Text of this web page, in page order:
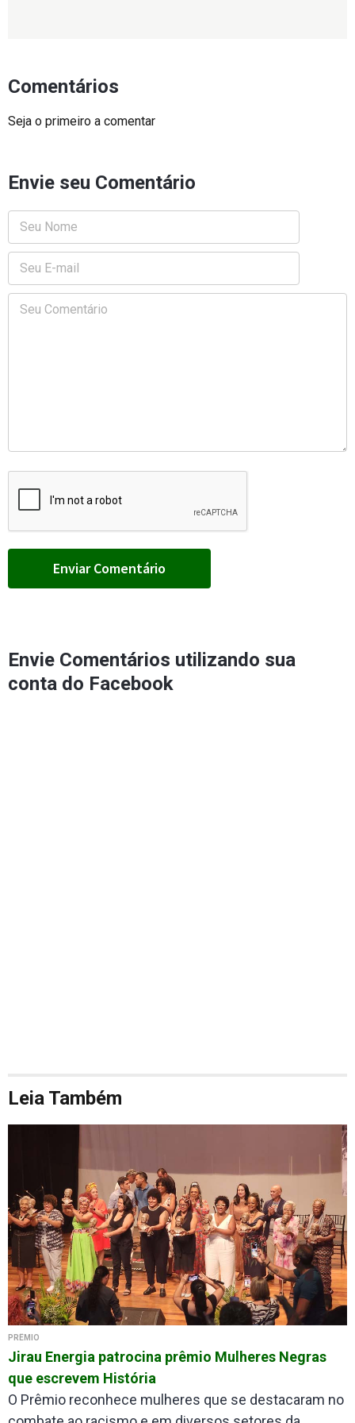
Comentários
Seja o primeiro a comentar
Envie seu Comentário
Envie Comentários utilizando sua
conta do Facebook
Leia Também
PRÊMIO
Jirau Energia patrocina prêmio Mulheres Negras
que escrevem História
O Prêmio reconhece mulheres que se destacaram no